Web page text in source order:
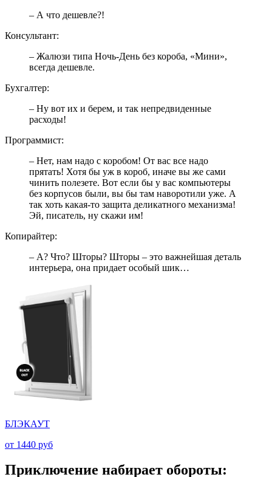
– А что дешевле?!
Консультант:
– Жалюзи типа Ночь-День без короба, «Мини»,
всегда дешевле.
Бухгалтер:
– Ну вот их и берем, и так непредвиденные
расходы!
Программист:
– Нет, нам надо с коробом! От вас все надо
прятать! Хотя бы уж в короб, иначе вы же сами
чинить полезете. Вот если бы у вас компьютеры
без корпусов были, вы бы там наворотили уже. А
так хоть какая-то защита деликатного механизма!
Эй, писатель, ну скажи им!
Копирайтер:
– А? Что? Шторы? Шторы – это важнейшая деталь
интерьера, она придает особый шик…
БЛЭКАУТ
от 1440 руб
Приключение набирает обороты: